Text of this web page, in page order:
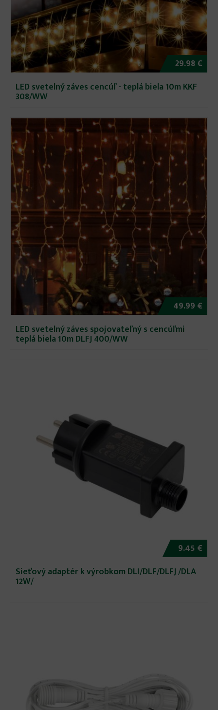
29.98 €
LED svetelný záves cencúľ - teplá biela 10m KKF
308/WW
49.99 €
LED svetelný záves spojovateľný s cencúľmi
teplá biela 10m DLFJ 400/WW
9.45 €
Sieťový adaptér k výrobkom DLI/DLF/DLFJ /DLA
12W/